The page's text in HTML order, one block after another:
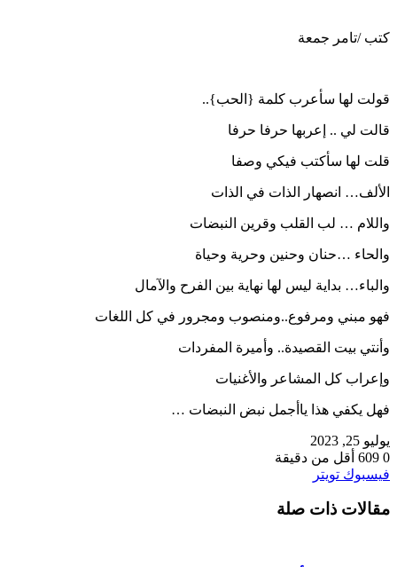
كتب /تامر جمعة
قولت لها سأعرب كلمة {الحب}..
قالت لي .. إعربها حرفا حرفا
قلت لها سأكتب فيكي وصفا
الألف… انصهار الذات في الذات
واللام … لب القلب وقرين النبضات
والحاء …حنان وحنين وحرية وحياة
والباء… بداية ليس لها نهاية بين الفرح والآمال
فهو مبني ومرفوع..ومنصوب ومجرور في كل اللغات
وأنتي بيت القصيدة.. وأميرة المفردات
وإعراب كل المشاعر والأغنيات
فهل يكفي هذا ياأجمل نبض النبضات …
يوليو 25, 2023
0
أقل من دقيقة
فيسبوك تويتر
البريد
مقالات ذات صلة